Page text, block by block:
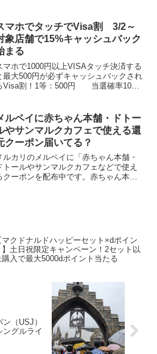
当たる「ローソンアプリくじジャン
」が実施中です...
マホでタッチでVisa割 3/2～
象店舗で15%キャッシュバック
まる
マホで1000円以上VISAタッチ決済する
最大500円が必ずキャッシュバックされ
Visa割！1等：500円 当選確率10%2
2026年2月10日（火...
ルペイに赤ちゃん本舗・ドトー
やサンマルクカフェで使える還
クーポン届いてる？
ルカリのメルペイに「赤ちゃん本舗・
トールやサンマルクカフェなどで使え
クーポンを配布中です。赤ちゃん本舗
マクドナルドハッピーセット×dポイン
】土日祝限定キャンペーン！2セット以
購入で最大5000dポイント当たる
（USJ）
グルライ